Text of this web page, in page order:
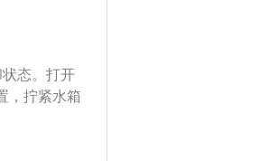
始流动，使
上放入更
新管；
的密封容
插入散热
着做直到排
、最后，
散热器的
水箱水，
管必须更
新管；
态。打开
，拧紧水箱
却系统中有